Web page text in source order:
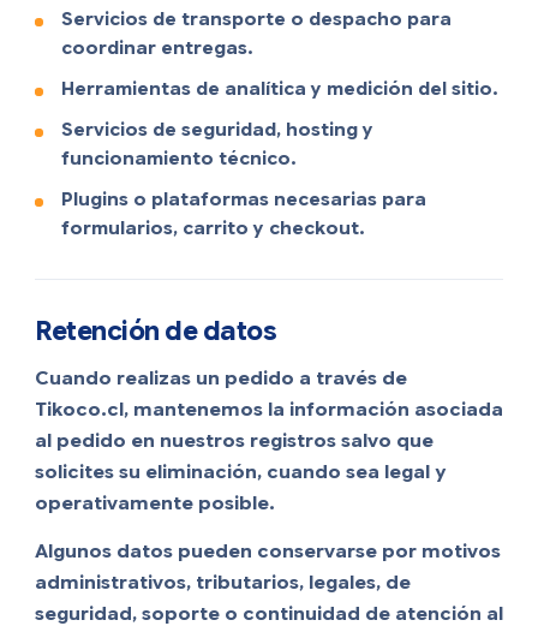
Servicios de transporte o despacho para
coordinar entregas.
Herramientas de analítica y medición del sitio.
Servicios de seguridad, hosting y
funcionamiento técnico.
Plugins o plataformas necesarias para
formularios, carrito y checkout.
Retención de datos
Cuando realizas un pedido a través de
Tikoco.cl, mantenemos la información asociada
al pedido en nuestros registros salvo que
solicites su eliminación, cuando sea legal y
operativamente posible.
Algunos datos pueden conservarse por motivos
administrativos, tributarios, legales, de
seguridad, soporte o continuidad de atención al